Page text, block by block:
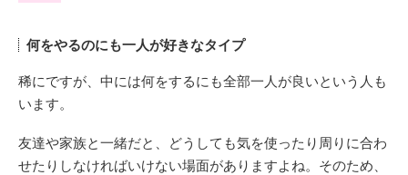
何をやるのにも一人が好きなタイプ
稀にですが、中には何をするにも全部一人が良いという人も
います。
友達や家族と一緒だと、どうしても気を使ったり周りに合わ
せたりしなければいけない場面がありますよね。そのため、